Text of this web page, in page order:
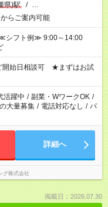
県)駅 / …
らご案内可能
開始日相談可 ★まずはお試
活躍中 / 副業・WワークOK /
大量募集 / 電話対応なし / パ
詳細へ
グ株式会社
掲載日：2026.07.30